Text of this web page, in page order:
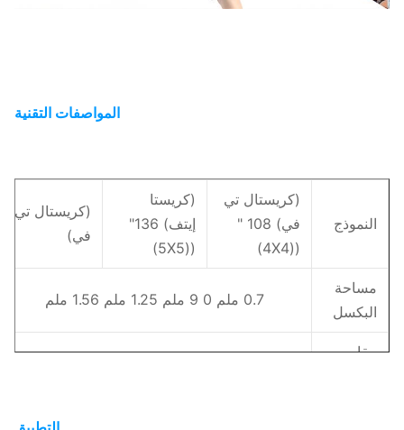
المواصفات التقنية
النموذج
(كريستال تي
في) 108 "
((4X4)
(كريستا
إيتف) 136"
((5X5)
(كريستال تي
في)
مساحة
البكسل
0.7 ملم 0 9 ملم 1.25 ملم 1.56 ملم
مقاس